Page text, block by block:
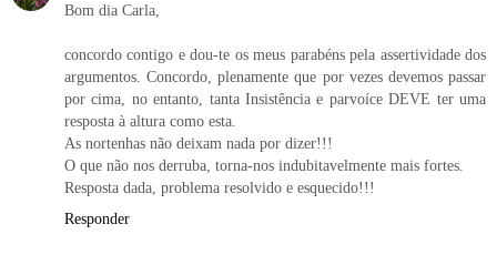
Bom dia Carla,
concordo contigo e dou-te os meus parabéns pela assertividade dos
argumentos. Concordo, plenamente que por vezes devemos passar
por cima, no entanto, tanta Insistência e parvoíce DEVE ter uma
resposta à altura como esta.
As nortenhas não deixam nada por dizer!!!
O que não nos derruba, torna-nos indubitavelmente mais fortes.
Resposta dada, problema resolvido e esquecido!!!
Responder